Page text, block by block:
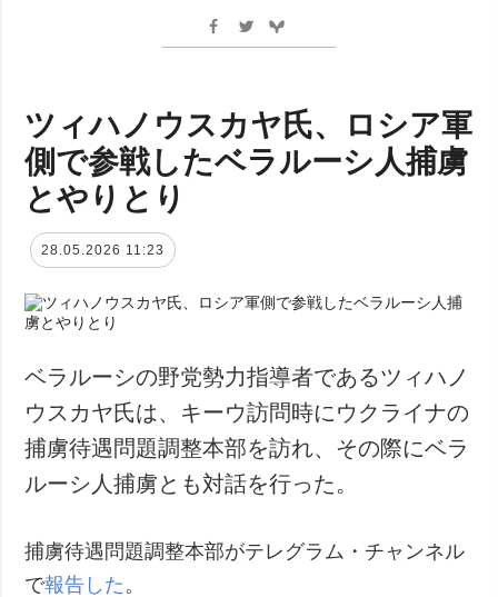
ツィハノウスカヤ氏、ロシア軍
側で参戦したベラルーシ人捕虜
とやりとり
28.05.2026 11:23
ベラルーシの野党勢力指導者であるツィハノ
ウスカヤ氏は、キーウ訪問時にウクライナの
捕虜待遇問題調整本部を訪れ、その際にベラ
ルーシ人捕虜とも対話を行った。
捕虜待遇問題調整本部がテレグラム・チャンネル
で報告した 。